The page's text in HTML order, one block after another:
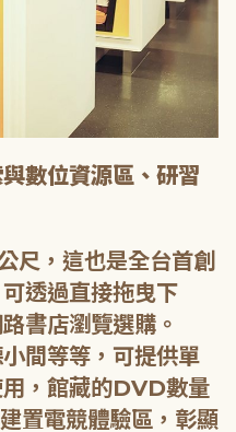
數位資源區、研習
尺，這也是全台首創
透過直接拖曳下
書店瀏覽選購。
間等等，可提供單
，館藏的DVD數量
置電競體驗區，彰顯